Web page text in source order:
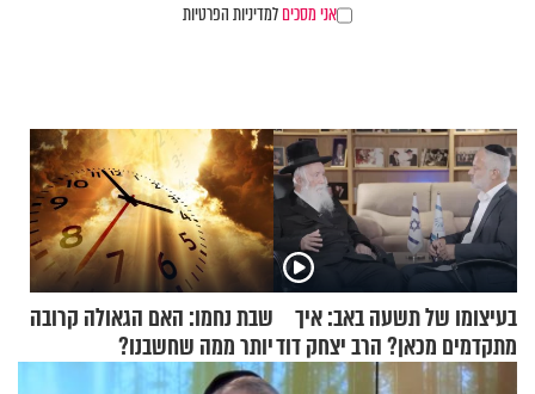
אני מסכיםלמדיניות הפרטיות
בעיצומו של תשעה באב: איך
מתקדמים מכאן? הרב יצחק דוד
גרוסמן בשיחה מיוחדת
שבת נחמו: האם הגאולה קרובה
יותר ממה שחשבנו?